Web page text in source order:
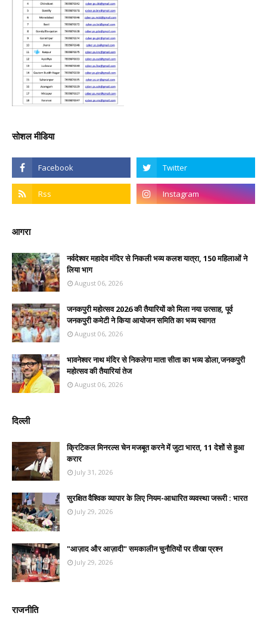
सोशल मीडिया
आगरा
नर्वदेश्वर महादेव मंदिर से निकली भव्य कलश यात्रा, 150 महिलाओं ने
लिया भाग
August 06, 2026
जनकपुरी महोत्सव 2026 की तैयारियों को मिला नया उत्साह, पूर्व
जनकपुरी कमेटी ने किया आयोजन समिति का भव्य स्वागत
August 06, 2026
भावनेश्वर नाथ मंदिर से निकलेगा माता सीता का भव्य डोला,जनकपुरी
महोत्सव की तैयारियां तेज
August 06, 2026
दिल्ली
क्रिटिकल मिनरल्स चेन मजबूत करने में जुटा भारत, 11 देशों से हुआ
करार
July 31, 2026
सुरक्षित वैश्विक व्यापार के लिए नियम-आधारित व्यवस्था जरूरी : भारत
July 29, 2026
"आज़ाद और आज़ादी" समकालीन चुनौतियों पर तीखा प्रश्न
July 29, 2026
राजनीति